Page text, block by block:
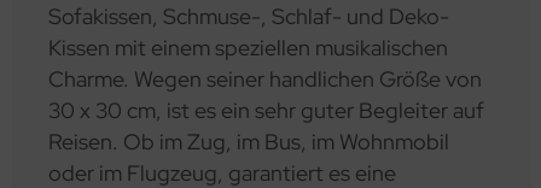
Sofakissen, Schmuse-, Schlaf- und Deko-
Kissen mit einem speziellen musikalischen
Charme. Wegen seiner handlichen Größe von
30 x 30 cm, ist es ein sehr guter Begleiter auf
Reisen. Ob im Zug, im Bus, im Wohnmobil
oder im Flugzeug, garantiert es eine